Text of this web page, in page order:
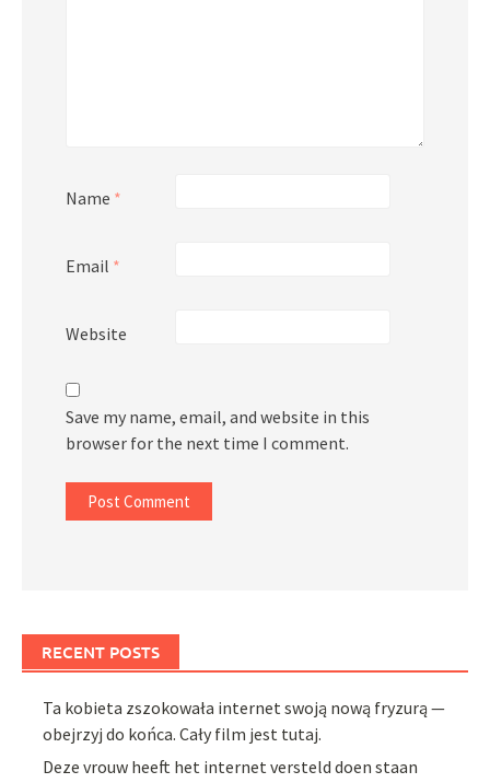
Name *
Email *
Website
Save my name, email, and website in this
browser for the next time I comment.
RECENT POSTS
Ta kobieta zszokowała internet swoją nową fryzurą —
obejrzyj do końca. Cały film jest tutaj.
Deze vrouw heeft het internet versteld doen staan